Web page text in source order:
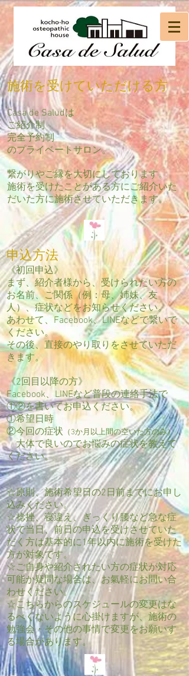
施術を受けていただける方
Casa de Saludは
ご紹介制
完全予約制
のプライベートサロン。
繋がりやご縁を大切にしております。
施術を受けたことがある方にご紹介いた
だいた方に施術させていただきます。
申込方法
《初回申込》
まず、紹介者様から、受けられたい方の
お名前、ご関係（例：母、姉妹、友
人）、症状などをお知らせください。
あわせて、Facebook、LINEなどで繋いで
ください。
その後、直接のやり取りをさせていただ
きます。
《2回目以降の方》
Facebook、LINEなど普段の連絡手法で
①②を書いてお申込ください。
①希望日時
②今回の症状 （3か月以上間の空いた方のみ）
大体で良いのでお悩みの症状を教えて
ください。
☆原則、施術希望日の2日前までにお申し
込みください。
☆捻挫、寝違え、ぎっくり腰など急な症
状で当日、前日の申込を受けさせていた
だく方は基本的に1年以内に施術を受けた
方が対象です。
​☆ご自身や紹介されたい方の症状が対応
可能か疑問な場合は、お氣軽にお問い合
わせください。
​​☆こちらからのスケジュールの変更はな
るべくないように心掛けますが、施術の
勉強会・その他の事情で変更をお願いす
る場合があります。